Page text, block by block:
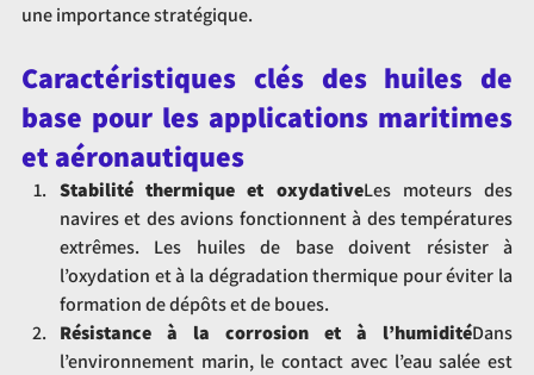
une importance stratégique.
Caractéristiques clés des huiles de
base pour les applications maritimes
et aéronautiques
Stabilité thermique et oxydativeLes moteurs des
navires et des avions fonctionnent à des températures
extrêmes. Les huiles de base doivent résister à
l’oxydation et à la dégradation thermique pour éviter la
formation de dépôts et de boues.
Résistance à la corrosion et à l’humiditéDans
l’environnement marin, le contact avec l’eau salée est